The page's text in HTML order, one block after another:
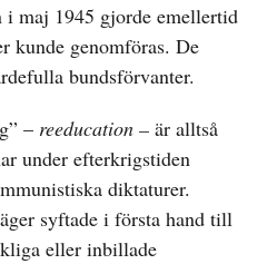
i maj 1945 gjorde emellertid
kunde genomföras. De
bundsförvanter.
– reeducation – är alltså
under efterkrigstiden
diktaturer.
syftade i första hand till
eller inbillade